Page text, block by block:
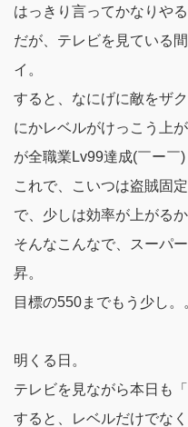
はっきり言ってかなりや
だが、テレビを見ている
イ。
すると、なにげに敵をザ
にかレベルがけっこう上
が全職業Lv99達成(￣ー￣)
これで、こいつは盗賊固
で、少しは効率が上がる
そんなこんなで、スーパ
昇。
目標の550までもう少し。
明くる日。
テレビを見ながら本日も
すると、レベルだけでな